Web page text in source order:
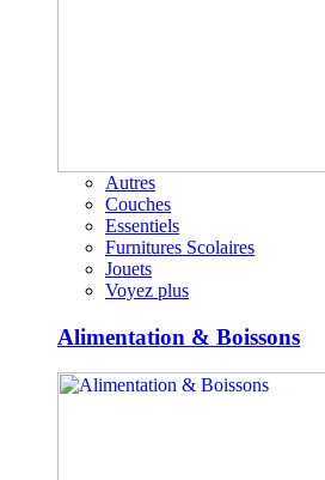
Autres
Couches
Essentiels
Furnitures Scolaires
Jouets
Voyez plus
Alimentation & Boissons